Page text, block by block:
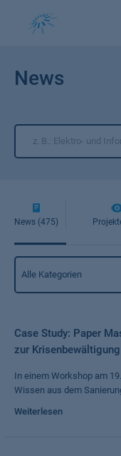
News
News (475)
Kategorie
Alle Kategorien
Case Study: Paper
zur Krisenbewältigung
In einem Workshop am
Wissen aus dem
Weiterlesen